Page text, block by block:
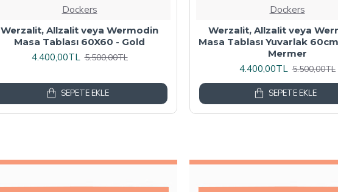
Dockers
Wermodin Masa Tablası 80X60 -
Akçaağaç
4.800,00TL 6.000,00TL
SEPETE EKLE
Dockers
Wermodin Masa Tablası
67x67 cm - Karacabey
4.800,00TL 6.000,00TL
SEPETE EKLE